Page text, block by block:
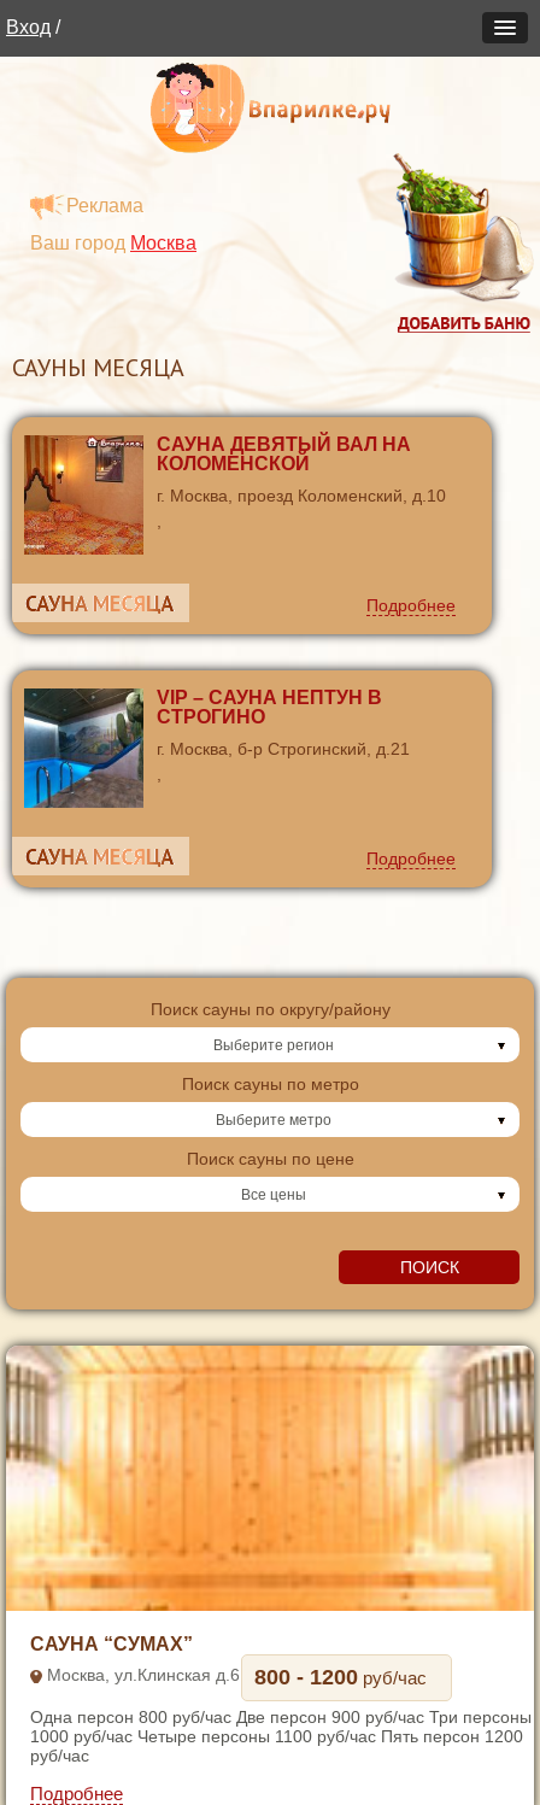
Вход /
Реклама
Ваш город Москва
САУНЫ МЕСЯЦА
САУНА ДЕВЯТЫЙ ВАЛ НА
КОЛОМЕНСКОЙ
г. Москва, проезд Коломенский, д.10
Подробнее
VIP – САУНА НЕПТУН В
СТРОГИНО
г. Москва, б-р Строгинский, д.21
Подробнее
Поиск сауны по округу/району
Выберите регион
Поиск сауны по метро
Выберите метро
Поиск сауны по цене
Все цены
САУНА “СУМАХ”
Москва, ул.Клинская д.6 800 - 1200 руб/час
Одна персон 800 руб/час Две персон 900 руб/час Три персоны
1000 руб/час Четыре персоны 1100 руб/час Пять персон 1200
руб/час
Подробнее